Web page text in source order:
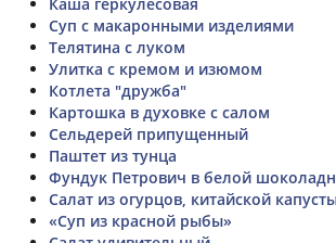
Суп с макаронными изделиями
Телятина с луком
Улитка с кремом и изюмом
Котлета "дружба"
Картошка в духовке с салом
Сельдерей припущенный
Паштет из тунца
Фундук Петрович в белой
Салат из огурцов, китайской
«Суп из красной рыбы»